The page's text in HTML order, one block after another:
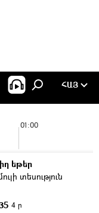
ՀԱՅ
01:00
եթեր
տեսություն
4 ր